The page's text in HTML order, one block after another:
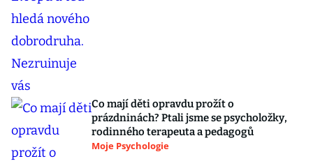
Co mají děti opravdu prožít o
prázdninách? Ptali jsme se psycholožky,
rodinného terapeuta a pedagogů
Moje Psychologie